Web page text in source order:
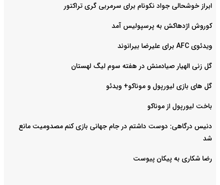
ابراز خوشحالی جواد نکونام برای سرمربی گری تراکتور
کوروش اژدهاکش به پرسپولیس آمد
ویدئوی AFC برای علیرضا بیرانوند
گل زنی الهیار صیادمنش در هفته سوم لیگ لهستان
گل های بازی لیورپول و موناکو+ ویدئو
باخت لیورپول از موناکو
دنیس درگاهی: دوست داشتم در جام جهانی بازی کنم مصدومیت مانع
شد
رضا شکاری به پیکان پیوست